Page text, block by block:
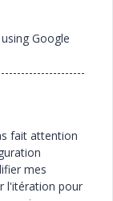
Google
fait attention
mes
l'itération pour